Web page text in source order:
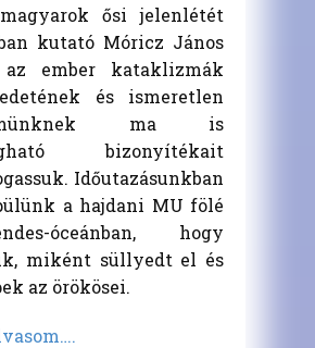
ősi jelenlétét
kutató Móricz János
az ember kataklizmák
és ismeretlen
ma is
bizonyítékait
Időutazásunkban
a hajdani MU fölé
óceánban, hogy
miként süllyedt el és
az örökösei.